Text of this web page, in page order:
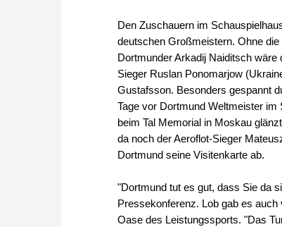
Den Zuschauern im
deutschen Großmeistern. Ohne
Dortmunder Arkadij Naiditsch
Sieger Ruslan Ponomarjow
Gustafsson. Besonders gespannt
Tage vor Dortmund Weltmeister
beim Tal Memorial in Moskau
da noch der Aeroflot-Sieger
Dortmund seine Visitenkarte ab.
"Dortmund tut es gut, dass Sie da
Pressekonferenz. Lob gab es
Oase des Leistungssports. "Das